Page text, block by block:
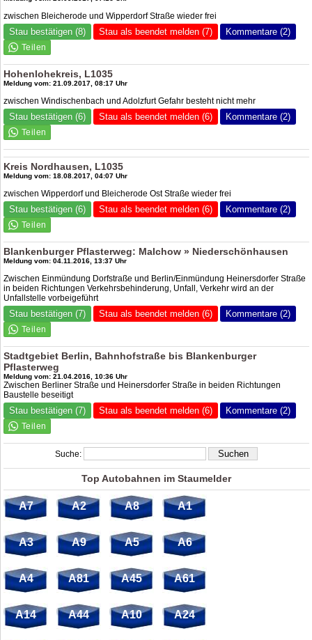
zwischen Bleicherode und Wipperdorf Straße wieder frei
Stau bestätigen (8) Stau als beendet melden (7) Kommentare (2)
Hohenlohekreis, L1035
Meldung vom: 21.09.2017, 08:17 Uhr
zwischen Windischenbach und Adolzfurt Gefahr besteht nicht mehr
Stau bestätigen (6) Stau als beendet melden (6) Kommentare (2)
Kreis Nordhausen, L1035
Meldung vom: 18.08.2017, 04:07 Uhr
zwischen Wipperdorf und Bleicherode Ost Straße wieder frei
Stau bestätigen (6) Stau als beendet melden (6) Kommentare (2)
Blankenburger Pflasterweg: Malchow » Niederschönhausen
Meldung vom: 04.11.2016, 13:37 Uhr
Zwischen Einmündung Dorfstraße und Berlin/Einmündung Heinersdorfer Straße
in beiden Richtungen Verkehrsbehinderung, Unfall, Verkehr wird an der
Unfallstelle vorbeigeführt
Stau bestätigen (7) Stau als beendet melden (6) Kommentare (2)
Stadtgebiet Berlin, Bahnhofstraße bis Blankenburger
Pflasterweg
Meldung vom: 21.04.2016, 10:36 Uhr
Zwischen Berliner Straße und Heinersdorfer Straße in beiden Richtungen
Baustelle beseitigt
Stau bestätigen (7) Stau als beendet melden (6) Kommentare (2)
Suche:
Top Autobahnen im Staumelder
A7 A2 A8 A1
A3 A9 A5 A6
A4 A81 A45 A61
A14 A44 A10 A24